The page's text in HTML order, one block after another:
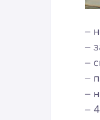
–
–
–
–
–
–